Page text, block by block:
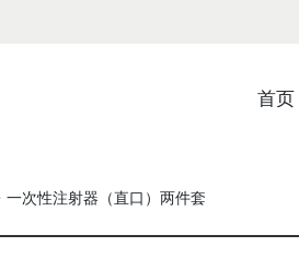
首页
一次性注射器（直口）两件套